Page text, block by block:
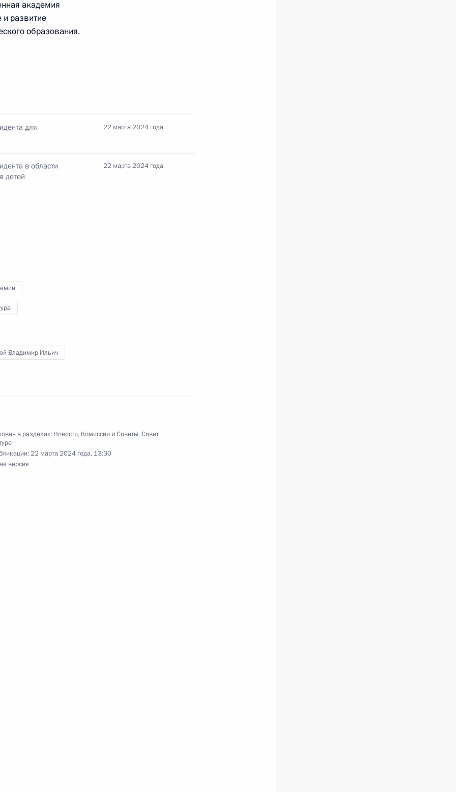
образовательного
России – Китая
имени Н.С.Надеждиной
академия
и развитие
образования.
для
22 марта 2024 года
в области
детей
22 марта 2024 года
Владимир Ильич
в разделах: Новости, Комиссии и Советы,Совет
22 марта 2024 года, 13:30
версия